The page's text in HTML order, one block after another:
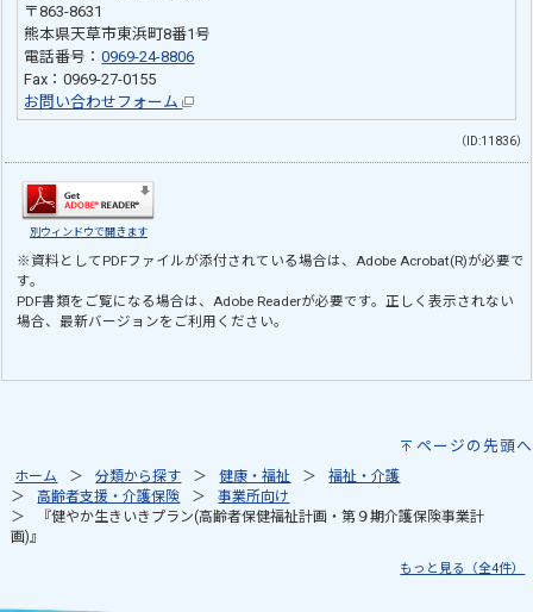
〒863-8631
熊本県天草市東浜町8番1号
電話番号：0969-24-8806
Fax：0969-27-0155
お問い合わせフォーム
（ID:11836）
別ウィンドウで開きます
※資料としてPDFファイルが添付されている場合は、Adobe Acrobat(R)が必要で
す。
PDF書類をご覧になる場合は、Adobe Readerが必要です。正しく表示されない
場合、最新バージョンをご利用ください。
ページの先頭へ
ホーム 分類から探す 健康・福祉
福祉・介護
高齢者支援・介護保険
事業所向け
『健やか生きいきプラン(高齢者保健福祉計画・第９期介護保険事業計
画)』
もっと見る（全4件）